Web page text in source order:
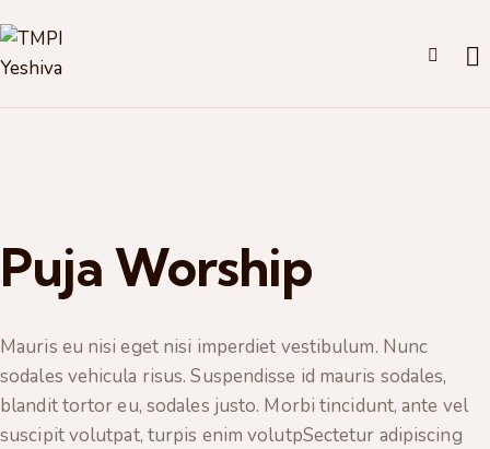
Puja Worship
Mauris eu nisi eget nisi imperdiet vestibulum. Nunc
sodales vehicula risus. Suspendisse id mauris sodales,
blandit tortor eu, sodales justo. Morbi tincidunt, ante vel
suscipit volutpat, turpis enim volutpSectetur adipiscing